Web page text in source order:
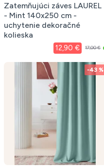
Zatemňujúci záves LAUREL
- Mint 140x250 cm -
uchytenie dekoračné
kolieska
12,90 € 17,00 €
-43 %